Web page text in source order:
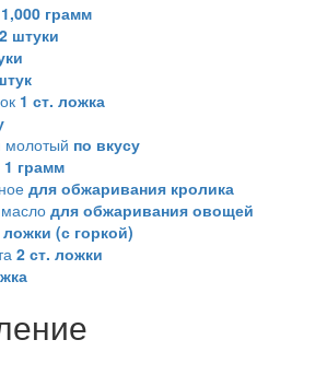
1,000 грамм
2 штуки
1 ст. ложка
молотый по вкусу
1 грамм
для обжаривания кролика
для обжаривания овощей
ложки (с горкой)
2 ст. ложки